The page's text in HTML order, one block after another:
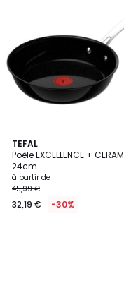
TEFAL
Poêle EXCELLENCE + CERAM
24cm
à partir de
45,99 €
32,19 € -30%